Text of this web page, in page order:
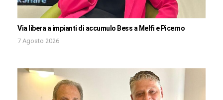
Via libera a impianti di accumulo Bess a Melfi e Picerno
7 Agosto 2026